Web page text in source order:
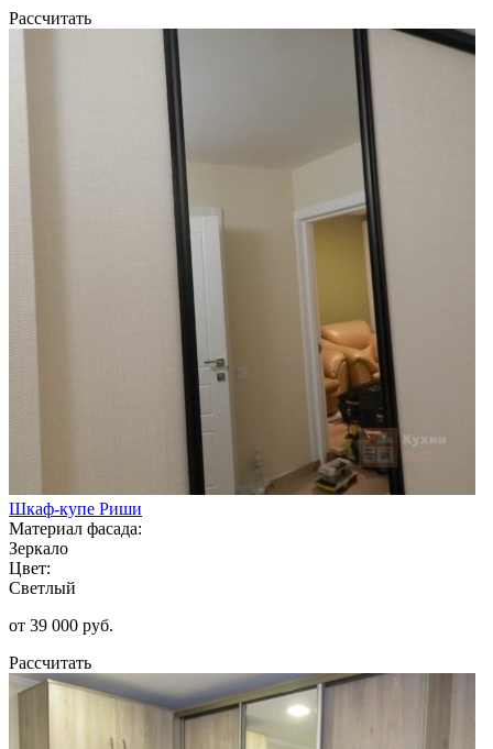
Рассчитать
Шкаф-купе Риши
Материал фасада:
Зеркало
Цвет:
Светлый
от 39 000 руб.
Рассчитать